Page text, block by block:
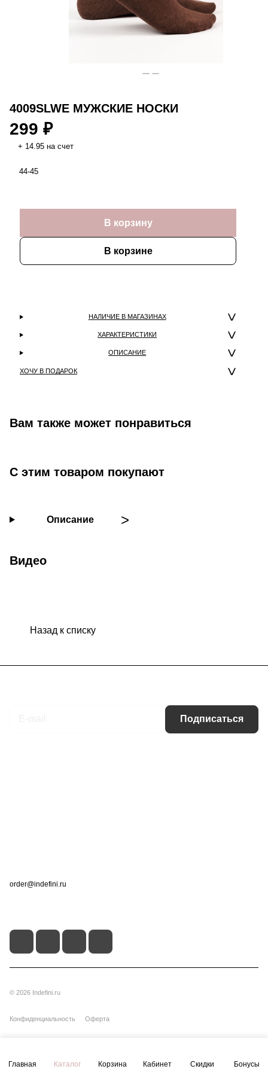
4009SLWE МУЖСКИЕ НОСКИ
299 ₽
+ 14.95 на счет
44-45
В корзину
В корзине
НАЛИЧИЕ В МАГАЗИНАХ
ХАРАКТЕРИСТИКИ
ОПИСАНИЕ
ХОЧУ В ПОДАРОК
Вам также может понравиться
С этим товаром покупают
Описание
Видео
Назад к списку
Подписаться
order@indefini.ru
© 2026 Indefini.ru
Конфиденциальность Оферта
Главная Каталог Корзина Кабинет Скидки Бонусы